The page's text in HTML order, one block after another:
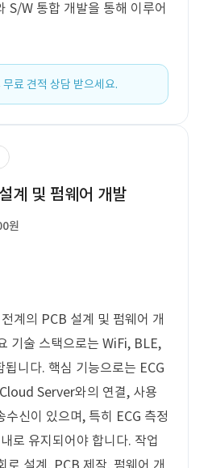
S/W 통합 개발을 통해 이루어
료 견적 상담 받으세요.
계 및 펌웨어 개발
원
계의 PCB 설계 및 펌웨어 개
기술 스택으로는 WiFi, BLE,
됩니다. 핵심 기능으로는 ECG
Server와의 연결, 사용
신이 있으며, 특히 ECG 측정
로 유지되어야 합니다. 작업
로 설계, PCB 제작, 펌웨어 개